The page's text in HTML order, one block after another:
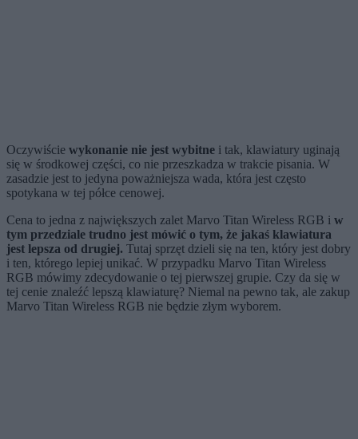
Oczywiście wykonanie nie jest wybitne i tak, klawiatury uginają
się w środkowej części, co nie przeszkadza w trakcie pisania. W
zasadzie jest to jedyna poważniejsza wada, która jest często
spotykana w tej półce cenowej.
Cena to jedna z największych zalet Marvo Titan Wireless RGB i w
tym przedziale trudno jest mówić o tym, że jakaś klawiatura
jest lepsza od drugiej. Tutaj sprzęt dzieli się na ten, który jest dobry
i ten, którego lepiej unikać. W przypadku Marvo Titan Wireless
RGB mówimy zdecydowanie o tej pierwszej grupie. Czy da się w
tej cenie znaleźć lepszą klawiaturę? Niemal na pewno tak, ale zakup
Marvo Titan Wireless RGB nie będzie złym wyborem.